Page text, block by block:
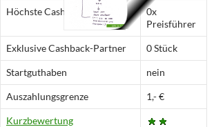
Höchste Cashback-Rate
0x
Preisführer
Exklusive Cashback-Partner 0 Stück
Startguthaben nein
Auszahlungsgrenze 1,- €
Kurzbewertung